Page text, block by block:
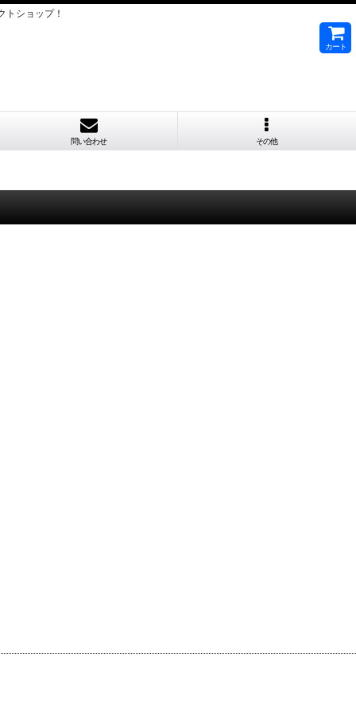
ショップ！
カート
問い合わせ その他